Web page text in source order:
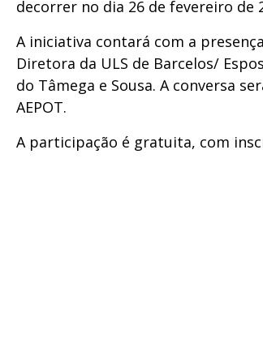
decorrer no dia 26 de fevereiro de
A iniciativa contará com a
Diretora da ULS de Barcelos/
do Tâmega e Sousa. A conversa
AEPOT.
A participação é gratuita, com